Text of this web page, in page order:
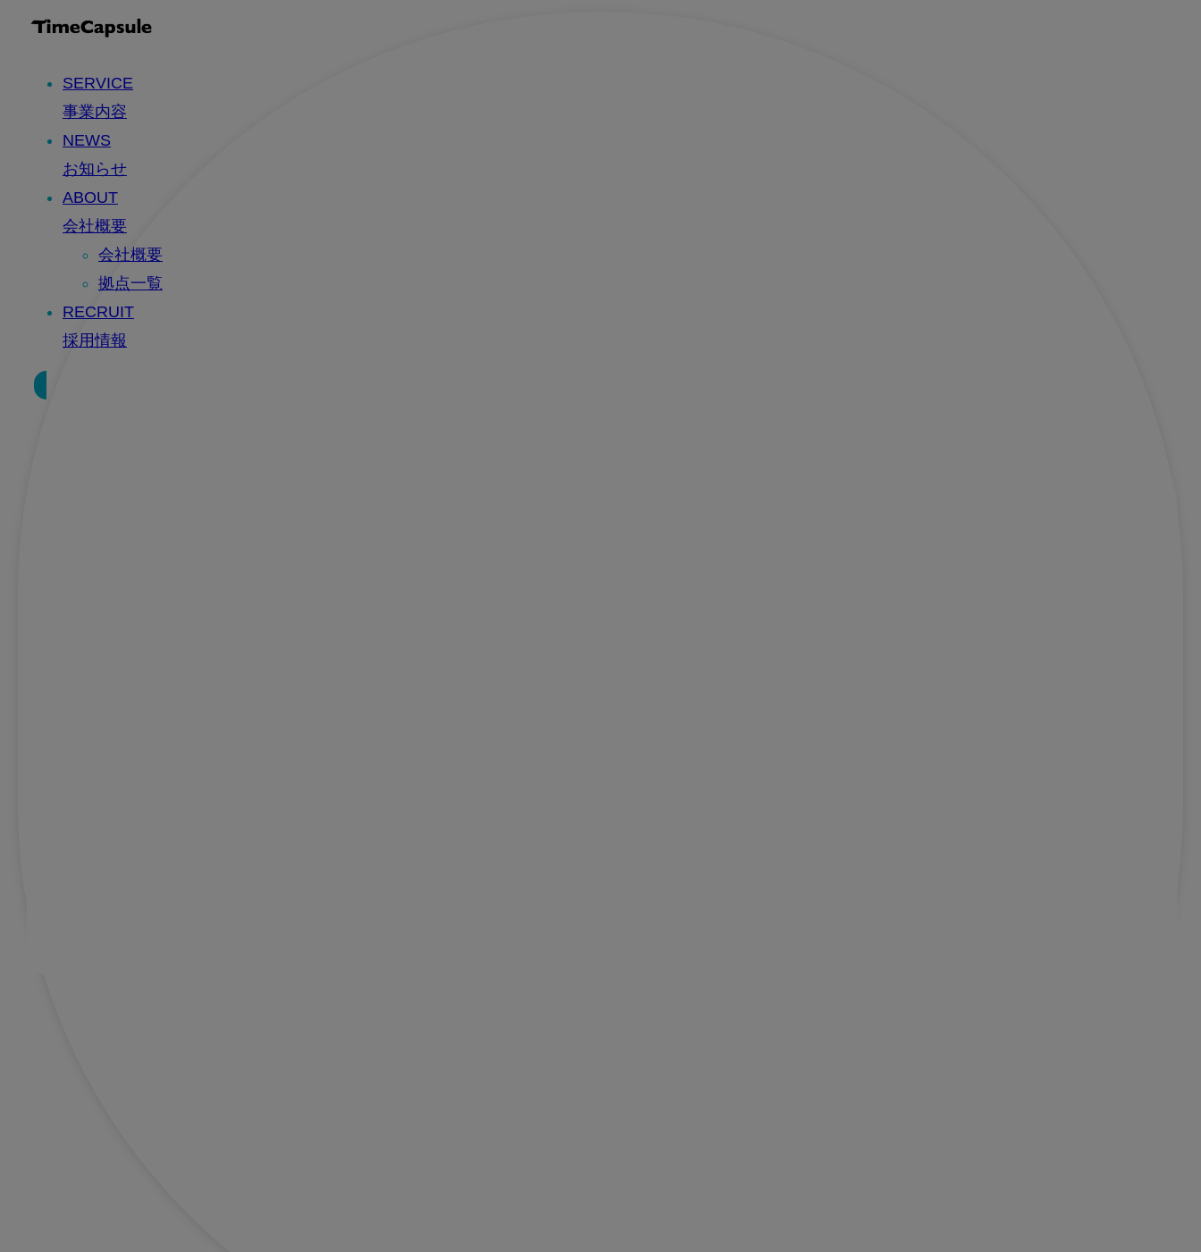
SERVICE
事業内容
NEWS
お知らせ
ABOUT
会社概要
会社概要
拠点一覧
RECRUIT
採用情報